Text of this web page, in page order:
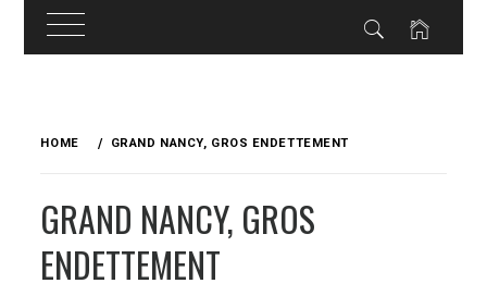
HOME GRAND NANCY, GROS ENDETTEMENT
GRAND NANCY, GROS
ENDETTEMENT